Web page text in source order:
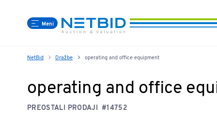
Meni
NetBid Dražbe operating and office equipment
operating and office
PREOSTALI PRODAJI #14752